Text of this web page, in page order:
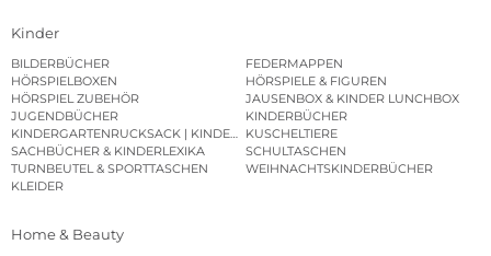
Kinder
BILDERBÜCHER
FEDERMAPPEN
HÖRSPIELBOXEN
HÖRSPIELE & FIGUREN
HÖRSPIEL ZUBEHÖR
JAUSENBOX & KINDER LUNCHBOX
JUGENDBÜCHER
KINDERBÜCHER
KINDERGARTENRUCKSACK | KINDERGARTENBEUTEL
KUSCHELTIERE
SACHBÜCHER & KINDERLEXIKA
SCHULTASCHEN
TURNBEUTEL & SPORTTASCHEN
WEIHNACHTSKINDERBÜCHER
KLEIDER
Home & Beauty